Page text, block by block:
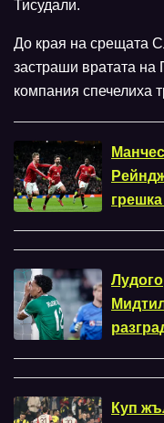
Тисудали.
До края на срещата
застраши вратата
компания спечелиха
Куп